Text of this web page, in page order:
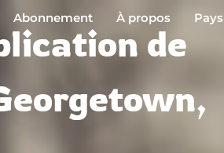
Abonnement À propos Pays
de